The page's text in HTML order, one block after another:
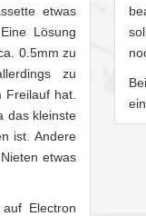
etwas
Lösung
0.5mm zu
zu
hat.
das kleinste
ist. Andere
etwas
Electron